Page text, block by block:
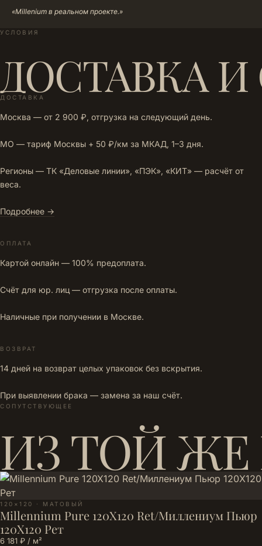
«Millenium в реальном проекте.»
УСЛОВИЯ
ДОСТАВКА
ДОСТАВКА
Москва — от 2 900 ₽, отгрузка на следующий день.
МО — тариф Москвы + 50 ₽/км за МКАД, 1–3 дня.
Регионы — ТК «Деловые линии», «ПЭК», «КИТ» — расчёт от
веса.
Подробнее →
ОПЛАТА
Картой онлайн — 100% предоплата.
Счёт для юр. лиц — отгрузка после оплаты.
Наличные при получении в Москве.
ВОЗВРАТ
14 дней на возврат целых упаковок без вскрытия.
При выявлении брака — замена за наш счёт.
СОПУТСТВУЮЩЕЕ
ИЗ ТОЙ ЖЕ
120×120 · МАТОВЫЙ
Millennium Pure 120X120 Ret/Миллениум Пьюр
120X120 Рет
6 181 ₽ / м²